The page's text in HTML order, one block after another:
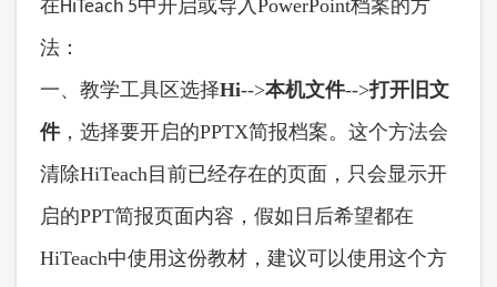
在HiTeach 5中开启或导入 PowerPoint档案的方
法：
一、教学工具区选择Hi-->本机文件-->打开旧文
件，选择要开启的PPTX简报档案。这个方法会
清除HiTeach目前已经存在的页面，只会显示开
启的PPT简报页面内容，假如日后希望都在
HiTeach中使用这份教材，建议可以使用这个方